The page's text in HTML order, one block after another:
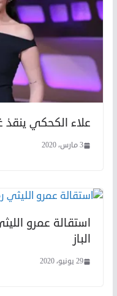
علاء الكحكي ينقذ
3 مارس، 2020
استقالة عمرو
الباز
29 يونيو، 2020